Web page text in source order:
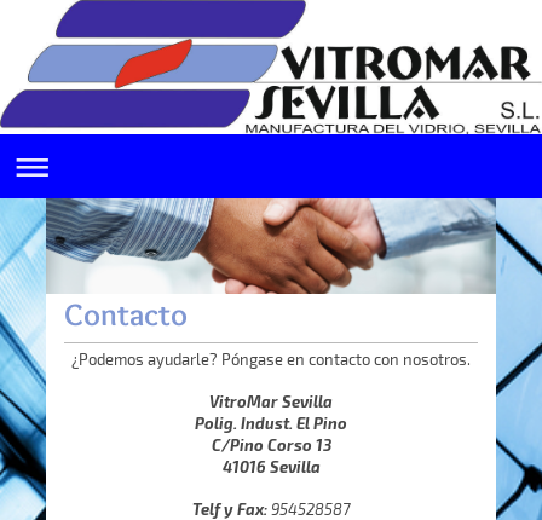
Contacto
¿Podemos ayudarle? Póngase en contacto con nosotros.
VitroMar Sevilla
Polig. Indust. El Pino
C/Pino Corso 13
41016 Sevilla
Telf y Fax:954528587